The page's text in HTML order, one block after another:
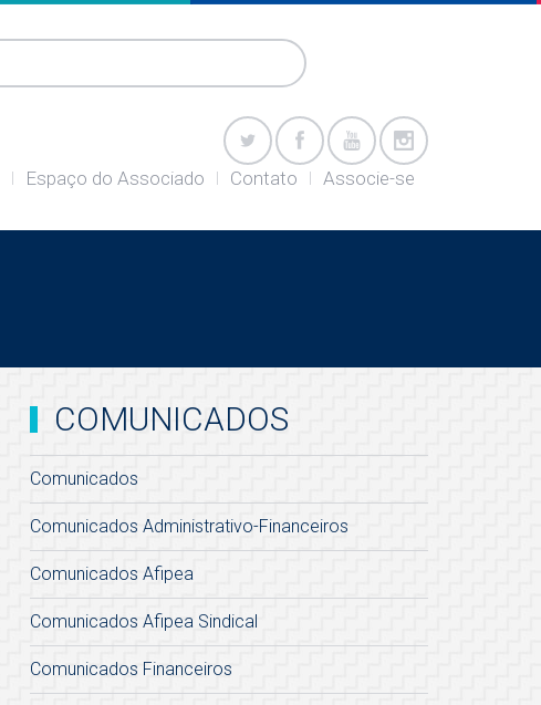
Espaço do Associado Contato Associe-se
COMUNICADOS
Comunicados
Comunicados Administrativo-Financeiros
Comunicados Afipea
Comunicados Afipea Sindical
Comunicados Financeiros